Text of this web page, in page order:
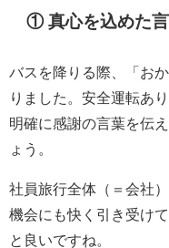
① 真心を込めた
バスを降りる際、「お
りました。安全運転あ
明確に感謝の言葉を伝
ょう。
社員旅行全体（＝会社
機会にも快く引き受け
と良いですね。